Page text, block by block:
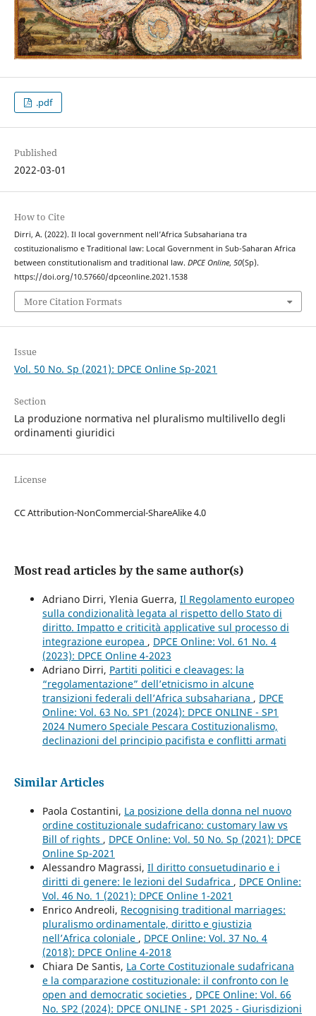
.pdf
Published
2022-03-01
How to Cite
Dirri, A. (2022). Il local government nell’Africa Subsahariana tra
costituzionalismo e Traditional law: Local Government in Sub-Saharan Africa
between constitutionalism and traditional law. DPCE Online, 50(Sp).
https://doi.org/10.57660/dpceonline.2021.1538
More Citation Formats
Issue
Vol. 50 No. Sp (2021): DPCE Online Sp-2021
Section
La produzione normativa nel pluralismo multilivello degli
ordinamenti giuridici
License
CC Attribution-NonCommercial-ShareAlike 4.0
Most read articles by the same author(s)
Adriano Dirri, Ylenia Guerra, Il Regolamento europeo
sulla condizionalità legata al rispetto dello Stato di
diritto. Impatto e criticità applicative sul processo di
integrazione europea , DPCE Online: Vol. 61 No. 4
(2023): DPCE Online 4-2023
Adriano Dirri, Partiti politici e cleavages: la
“regolamentazione” dell’etnicismo in alcune
transizioni federali dell’Africa subsahariana , DPCE
Online: Vol. 63 No. SP1 (2024): DPCE ONLINE - SP1
2024 Numero Speciale Pescara Costituzionalismo,
declinazioni del principio pacifista e conflitti armati
Similar Articles
Paola Costantini, La posizione della donna nel nuovo
ordine costituzionale sudafricano: customary law vs
Bill of rights , DPCE Online: Vol. 50 No. Sp (2021): DPCE
Online Sp-2021
Alessandro Magrassi, Il diritto consuetudinario e i
diritti di genere: le lezioni del Sudafrica , DPCE Online:
Vol. 46 No. 1 (2021): DPCE Online 1-2021
Enrico Andreoli, Recognising traditional marriages:
pluralismo ordinamentale, diritto e giustizia
nell’Africa coloniale , DPCE Online: Vol. 37 No. 4
(2018): DPCE Online 4-2018
Chiara De Santis, La Corte Costituzionale sudafricana
e la comparazione costituzionale: il confronto con le
open and democratic societies , DPCE Online: Vol. 66
No. SP2 (2024): DPCE ONLINE - SP1 2025 - Giurisdizioni